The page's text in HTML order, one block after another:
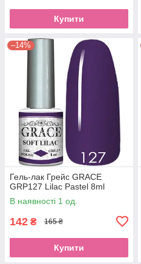
Купити
–14%
Гель-лак Грейс GRACE
GRP127 Lilac Pastel 8ml
В наявності 1 од.
142 ₴ 165 ₴
Купити